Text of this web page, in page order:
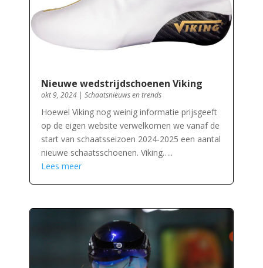
Nieuwe wedstrijdschoenen Viking
okt 9, 2024| Schaatsnieuws en trends
Hoewel Viking nog weinig informatie prijsgeeft
op de eigen website verwelkomen we vanaf de
start van schaatsseizoen 2024-2025 een aantal
nieuwe schaatsschoenen. Viking…..
Lees meer